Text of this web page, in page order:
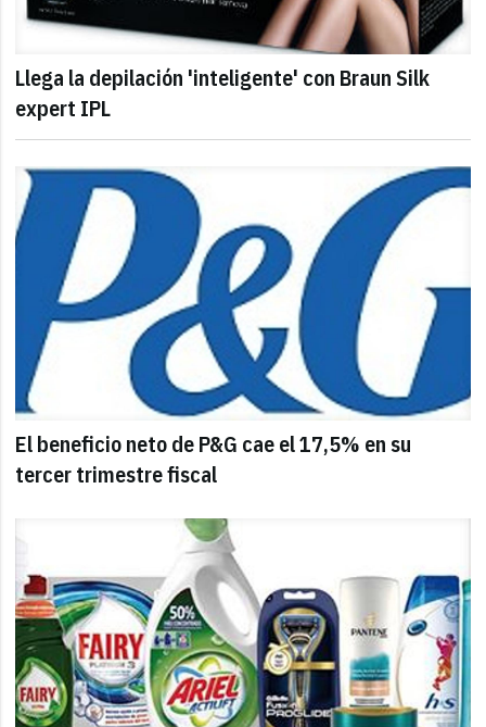
Llega la depilación 'inteligente' con Braun Silk
expert IPL
El beneficio neto de P&G cae el 17,5% en su
tercer trimestre fiscal